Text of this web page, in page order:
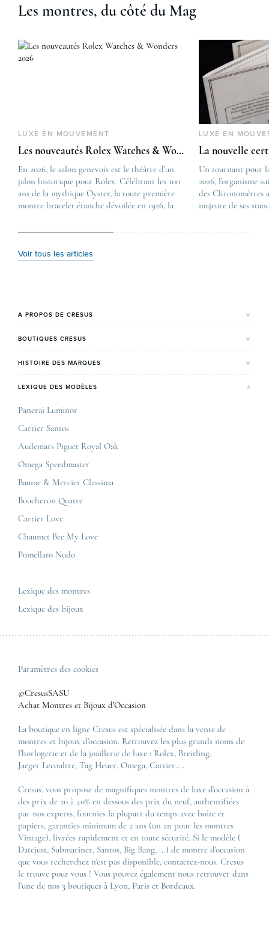
Les montres, du côté du Mag
Voir tous les articles
LUXE EN MOUVEMENT
Les nouveautés Rolex Watches & Wonders 2026
En 2026, le salon genevois est le théâtre d’un
jalon historique pour Rolex. Célébrant les 100
ans de la mythique Oyster, la toute première
montre bracelet étanche dévoilée en 1926, la
commémorative alliant héritage patrimonial et
métallurgique à la réinterprétation esthétique
The post
Les nouveautés
first appeared on
Lovetime
LUXE EN
La nouvelle
Un tournant pour
2026, l’organisme
des Chronomètres
majeure de ses
Chronometer”,
A PROPOS DE CRESUS
L'Histoire de Cresus
Notre expertise
On parle de nous
Carrières
Conditions générales de vente
Mentions légales
Politique de confidentialité
Plan du site
Nous contacter
BOUTIQUES CRESUS
Lyon
Corner Maty Nantes
Corner Maty Strasbourg
Corner Maty Toulouse
Corner Maty Besançon Kennedy
HISTOIRE DES MARQUES
Rolex
Omega
IWC
Zénith
Tous les modèles de luxe
LEXIQUE DES MODÈLES
Panerai Luminor
Cartier Santos
Audemars Piguet Royal Oak
Omega Speedmaster
Baume & Mercier Classima
Boucheron Quatre
Cartier Love
Chaumet Bee My Love
Pomellato Nudo
Lexique des montres
Lexique des bijoux
Paramètres des cookies
©CresusSASU
Achat Montres et Bijoux d'Occasion
La boutique en ligne Cresus est spécialisée dans la vente de
montres et bijoux d'occasion. Retrouvez les plus grands noms de
l'horlogerie et de la joaillerie de luxe : Rolex, Breitling,
Jaeger Lecoultre, Tag Heuer, Omega, Cartier....
Cresus, vous propose de magnifiques montres de luxe d'occasion à
des prix de 20 à 40% en dessous des prix du neuf, authentifiées
par nos experts, fournies la plupart du temps avec boîte et
papiers, garanties minimum de 2 ans (un an pour les montres
Vintage), livrées rapidement et en toute sécurité. Si le modèle (
Datejust, Submariner, Santos, Big Bang, ...) de montre d'occasion
que vous recherchez n'est pas disponible, contactez-nous. Cresus
le trouve pour vous ! Vous pouvez également nous retrouver dans
l'une de nos 3 boutiques à Lyon, Paris et Bordeaux.